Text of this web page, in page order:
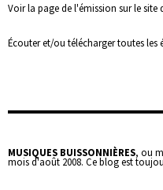
Voir la page de l'émission sur le site
Écouter et/ou télécharger toutes les
MUSIQUES BUISSONNIÈRES, ou
mois d'août 2008. Ce blog est